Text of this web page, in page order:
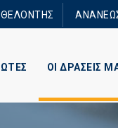
ΟΙ ΔΡΑΣΕΙΣ